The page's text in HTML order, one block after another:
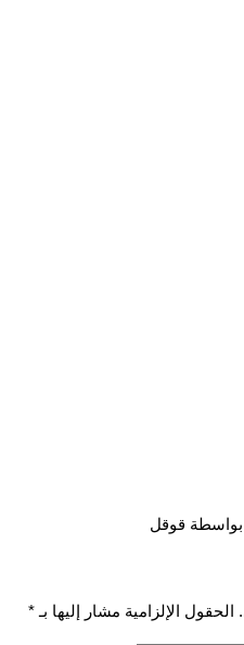
قوقل
الإلزامية مشار إليها بـ*